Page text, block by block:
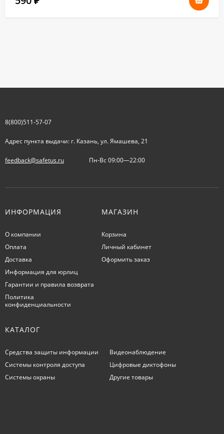
8(800)511-57-07
Адрес пункта выдачи: г. Казань, ул. Ямашева, 21
feedback@safetus.ru Пн-Вс 09:00—22:00
ИНФОРМАЦИЯ
О компании
Оплата
Доставка
Информация для юрлиц
Гарантии и правила возврата
Политика
конфиденциальности
МАГАЗИН
Корзина
Личный кабинет
Оформить заказ
КАТАЛОГ
Средства защиты информации
Системы контроля доступа
Системы охраны
Видеонаблюдение
Цифровые диктофоны
Другие товары